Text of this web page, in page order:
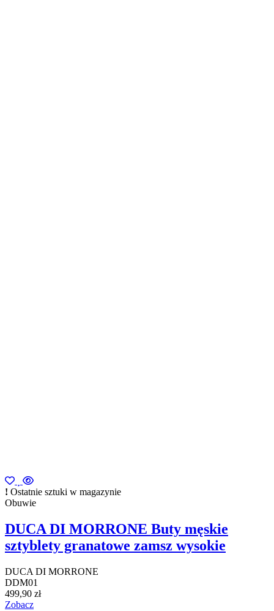
Ostatnie sztuki w magazynie
Obuwie
DUCA DI MORRONE Buty męskie
sztyblety granatowe zamsz wysokie
DUCA DI MORRONE
DDM01
499,90 zł
Zobacz